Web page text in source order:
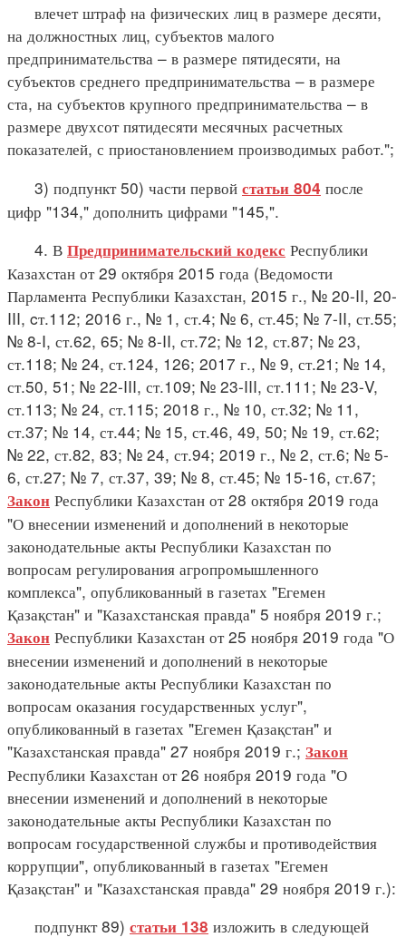
влечет штраф на физических лиц в размере десяти,
на должностных лиц, субъектов малого
предпринимательства – в размере пятидесяти, на
субъектов среднего предпринимательства – в размере
ста, на субъектов крупного предпринимательства – в
размере двухсот пятидесяти месячных расчетных
показателей, с приостановлением производимых работ.";
3) подпункт 50) части первой статьи 804 после
цифр "134," дополнить цифрами "145,".
4. В Предпринимательский кодекс Республики
Казахстан от 29 октября 2015 года (Ведомости
Парламента Республики Казахстан, 2015 г., № 20-II, 20-
III, cт.112; 2016 г., № 1, ст.4; № 6, ст.45; № 7-II, ст.55;
№ 8-I, ст.62, 65; № 8-II, ст.72; № 12, ст.87; № 23,
ст.118; № 24, ст.124, 126; 2017 г., № 9, ст.21; № 14,
ст.50, 51; № 22-III, ст.109; № 23-III, ст.111; № 23-V,
ст.113; № 24, ст.115; 2018 г., № 10, ст.32; № 11,
ст.37; № 14, ст.44; № 15, ст.46, 49, 50; № 19, ст.62;
№ 22, ст.82, 83; № 24, ст.94; 2019 г., № 2, ст.6; № 5-
6, ст.27; № 7, ст.37, 39; № 8, ст.45; № 15-16, ст.67;
Закон Республики Казахстан от 28 октября 2019 года
"О внесении изменений и дополнений в некоторые
законодательные акты Республики Казахстан по
вопросам регулирования агропромышленного
комплекса", опубликованный в газетах "Егемен
Қазақстан" и "Казахстанская правда" 5 ноября 2019 г.;
Закон Республики Казахстан от 25 ноября 2019 года "О
внесении изменений и дополнений в некоторые
законодательные акты Республики Казахстан по
вопросам оказания государственных услуг",
опубликованный в газетах "Егемен Қазақстан" и
"Казахстанская правда" 27 ноября 2019 г.; Закон
Республики Казахстан от 26 ноября 2019 года "О
внесении изменений и дополнений в некоторые
законодательные акты Республики Казахстан по
вопросам государственной службы и противодействия
коррупции", опубликованный в газетах "Егемен
Қазақстан" и "Казахстанская правда" 29 ноября 2019 г.):
подпункт 89) статьи 138 изложить в следующей